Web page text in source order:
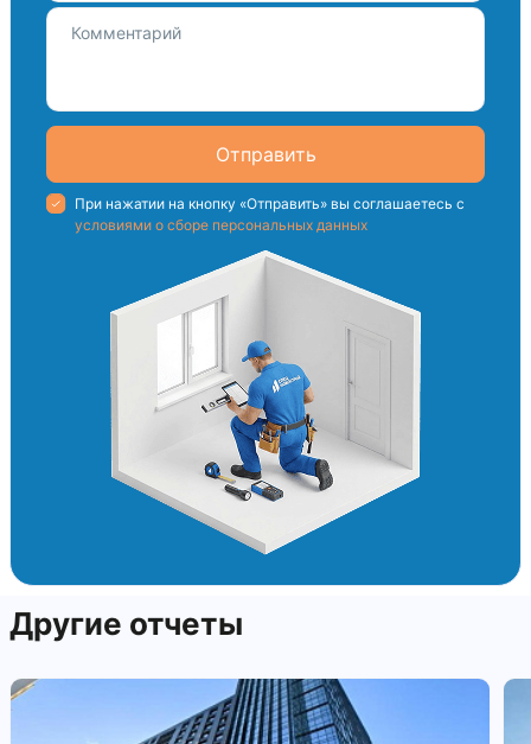
Отправить
При нажатии на кнопку «Отправить» вы соглашаетесь с
условиями о сборе персональных данных
Другие отчеты